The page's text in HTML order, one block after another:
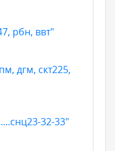
рбн, ввт"
дгм, скт225,
32-33"